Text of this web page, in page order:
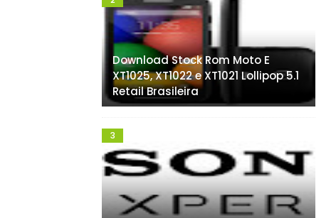
Download Stock Rom Moto E
XT1025, XT1022 e XT1021 Lollipop 5.1
Retail Brasileira